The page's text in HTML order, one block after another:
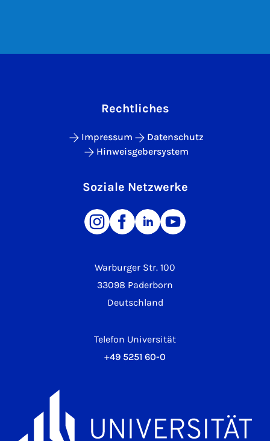
Warburger Str. 100
33098 Paderborn
Deutschland
Telefon Universität
+49 5251 60-0
Rechtliches
Impressum
Datenschutz
Hinweisgebersystem
Soziale Netzwerke